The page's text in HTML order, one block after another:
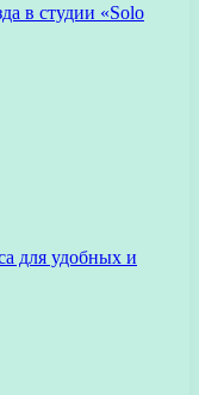
в студии «Solo
для удобных и